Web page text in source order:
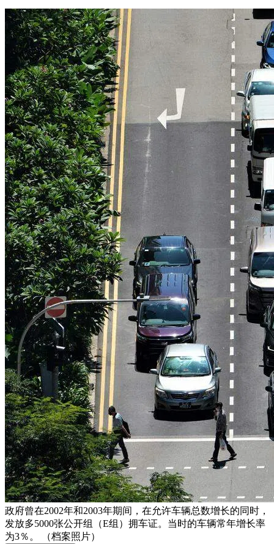
政府曾在2002年和2003年期间，在允许车辆总数增长的同时，
发放多5000张公开组（E组）拥车证。当时的车辆常年增长率
为3％。 （档案照片）